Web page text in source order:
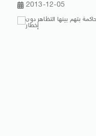
2013-12-05